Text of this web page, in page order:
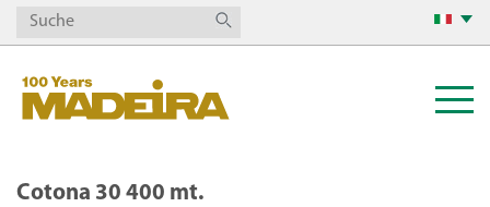
Cotona 30 400 mt.